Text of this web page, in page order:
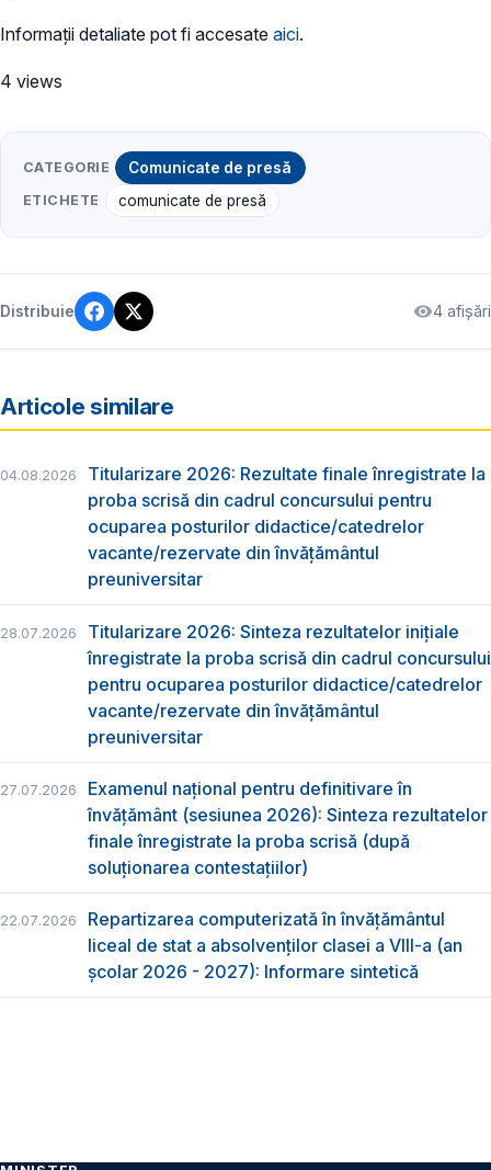
Informații detaliate pot fi accesate aici.
4 views
CATEGORIE Comunicate de presă
ETICHETE comunicate de presă
Distribuie 4 afișări
Articole similare
04.08.2026
Titularizare 2026: Rezultate finale înregistrate la
proba scrisă din cadrul concursului pentru
ocuparea posturilor didactice/catedrelor
vacante/rezervate din învăţământul
preuniversitar
28.07.2026
Titularizare 2026: Sinteza rezultatelor inițiale
înregistrate la proba scrisă din cadrul concursului
pentru ocuparea posturilor didactice/catedrelor
vacante/rezervate din învăţământul
preuniversitar
27.07.2026
Examenul național pentru definitivare în
învățământ (sesiunea 2026): Sinteza rezultatelor
finale înregistrate la proba scrisă (după
soluționarea contestațiilor)
22.07.2026
Repartizarea computerizată în învăţământul
liceal de stat a absolvenţilor clasei a VIII-a (an
școlar 2026 - 2027): Informare sintetică